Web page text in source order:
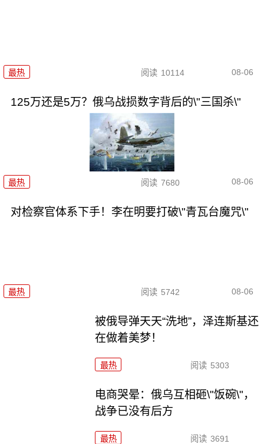
最热 阅读 10114 08-06
125万还是5万？俄乌战损数字背后的\"三国杀\"
最热 阅读 7680 08-06
对检察官体系下手！李在明要打破\"青瓦台魔咒\"
最热 阅读 5742 08-06
被俄导弹天天“洗地”，泽连斯基还
在做着美梦！
最热 阅读 5303
电商哭晕：俄乌互相砸\"饭碗\"，
战争已没有后方
最热 阅读 3691